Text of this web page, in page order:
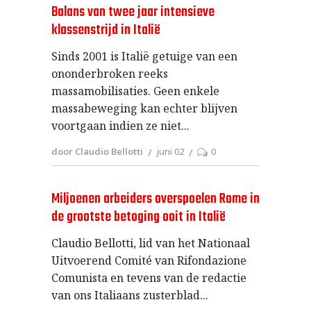
Balans van twee jaar intensieve
klassenstrijd in Italië
Sinds 2001 is Italië getuige van een
ononderbroken reeks
massamobilisaties. Geen enkele
massabeweging kan echter blijven
voortgaan indien ze niet
door Claudio Bellotti juni 02 0
Miljoenen arbeiders overspoelen Rome in
de grootste betoging ooit in Italië
Claudio Bellotti, lid van het Nationaal
Uitvoerend Comité van Rifondazione
Comunista en tevens van de redactie
van ons Italiaans zusterblad